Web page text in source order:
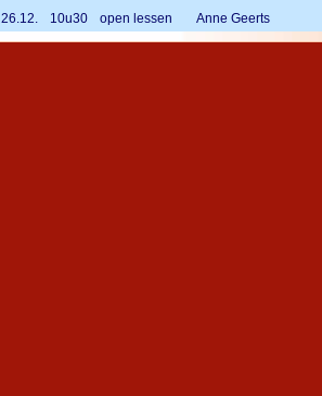
26.12. 10u30 open lessen Anne Geerts